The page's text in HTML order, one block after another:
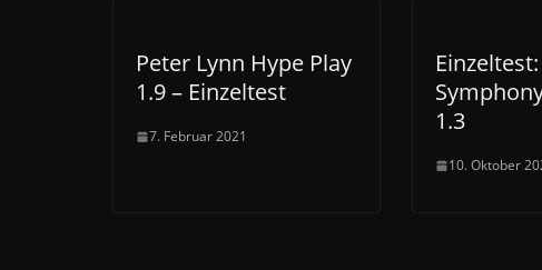
Peter Lynn Hype Play
1.9 – Einzeltest
7. Februar 2021
1.3
10. Oktober